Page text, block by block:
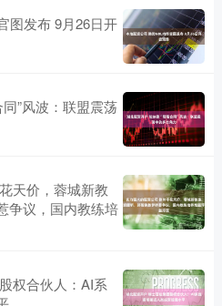
图发布 9月26日开
”风波：联盟震荡
天价，蓉城新教
争议，国内教练培
权合伙人：AI系